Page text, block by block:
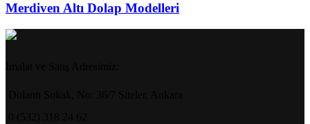
Merdiven Altı Dolap Modelleri